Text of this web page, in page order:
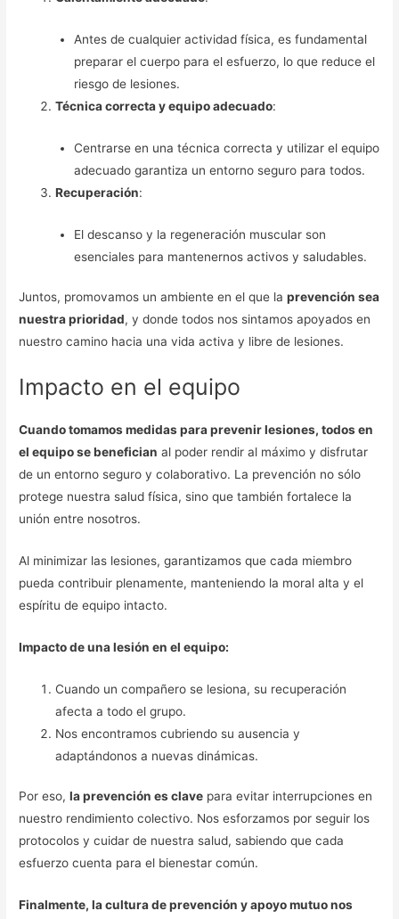
Antes de cualquier actividad física, es fundamental
preparar el cuerpo para el esfuerzo, lo que reduce el
riesgo de lesiones.
Técnica correcta y equipo adecuado:
Centrarse en una técnica correcta y utilizar el equipo
adecuado garantiza un entorno seguro para todos.
Recuperación:
El descanso y la regeneración muscular son
esenciales para mantenernos activos y saludables.
Juntos, promovamos un ambiente en el que laprevención sea
nuestra prioridad, y donde todos nos sintamos apoyados en
nuestro camino hacia una vida activa y libre de lesiones.
Impacto en el equipo
Cuando tomamos medidas para prevenir lesiones, todos en
el equipo se benefician al poder rendir al máximo y disfrutar
de un entorno seguro y colaborativo. La prevención no sólo
protege nuestra salud física, sino que también fortalece la
unión entre nosotros.
Al minimizar las lesiones, garantizamos que cada miembro
pueda contribuir plenamente, manteniendo la moral alta y el
espíritu de equipo intacto.
Impacto de una lesión en el equipo:
Cuando un compañero se lesiona, su recuperación
afecta a todo el grupo.
Nos encontramos cubriendo su ausencia y
adaptándonos a nuevas dinámicas.
Por eso,la prevención es clave para evitar interrupciones en
nuestro rendimiento colectivo. Nos esforzamos por seguir los
protocolos y cuidar de nuestra salud, sabiendo que cada
esfuerzo cuenta para el bienestar común.
Finalmente, la cultura de prevención y apoyo mutuo nos